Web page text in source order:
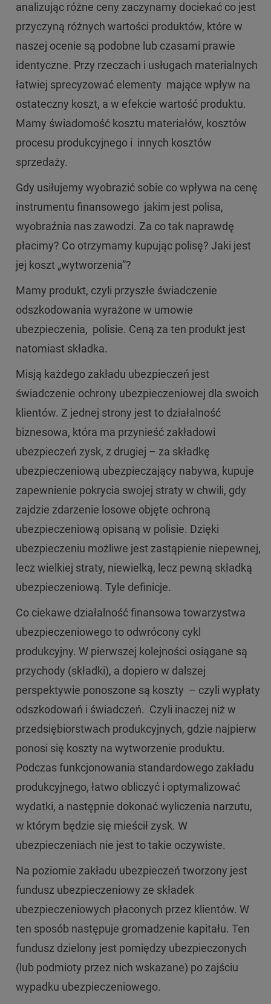
analizując różne ceny zaczynamy dociekać co jest
przyczyną różnych wartości produktów, które w
naszej ocenie są podobne lub czasami prawie
identyczne. Przy rzeczach i usługach materialnych
łatwiej sprecyzować elementy mające wpływ na
ostateczny koszt, a w efekcie wartość produktu.
Mamy świadomość kosztu materiałów, kosztów
procesu produkcyjnego i innych kosztów
sprzedaży.
Gdy usiłujemy wyobrazić sobie co wpływa na cenę
instrumentu finansowego jakim jest polisa,
wyobraźnia nas zawodzi. Za co tak naprawdę
płacimy? Co otrzymamy kupując polisę? Jaki jest
jej koszt „wytworzenia”?
Mamy produkt, czyli przyszłe świadczenie
odszkodowania wyrażone w umowie
ubezpieczenia, polisie. Ceną za ten produkt jest
natomiast składka.
Misją każdego zakładu ubezpieczeń jest
świadczenie ochrony ubezpieczeniowej dla swoich
klientów. Z jednej strony jest to działalność
biznesowa, która ma przynieść zakładowi
ubezpieczeń zysk, z drugiej – za składkę
ubezpieczeniową ubezpieczający nabywa, kupuje
zapewnienie pokrycia swojej straty w chwili, gdy
zajdzie zdarzenie losowe objęte ochroną
ubezpieczeniową opisaną w polisie. Dzięki
ubezpieczeniu możliwe jest zastąpienie niepewnej,
lecz wielkiej straty, niewielką, lecz pewną składką
ubezpieczeniową. Tyle definicje.
Co ciekawe działalność finansowa towarzystwa
ubezpieczeniowego to odwrócony cykl
produkcyjny. W pierwszej kolejności osiągane są
przychody (składki), a dopiero w dalszej
perspektywie ponoszone są koszty – czyli wypłaty
odszkodowań i świadczeń. Czyli inaczej niż w
przedsiębiorstwach produkcyjnych, gdzie najpierw
ponosi się koszty na wytworzenie produktu.
Podczas funkcjonowania standardowego zakładu
produkcyjnego, łatwo obliczyć i optymalizować
wydatki, a następnie dokonać wyliczenia narzutu,
w którym będzie się mieścił zysk. W
ubezpieczeniach nie jest to takie oczywiste.
Na poziomie zakładu ubezpieczeń tworzony jest
fundusz ubezpieczeniowy ze składek
ubezpieczeniowych płaconych przez klientów. W
ten sposób następuje gromadzenie kapitału. Ten
fundusz dzielony jest pomiędzy ubezpieczonych
(lub podmioty przez nich wskazane) po zajściu
wypadku ubezpieczeniowego.